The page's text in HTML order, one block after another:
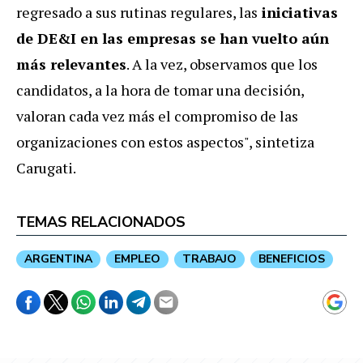
regresado a sus rutinas regulares, las iniciativas
de DE&I en las empresas se han vuelto aún
más relevantes. A la vez, observamos que los
candidatos, a la hora de tomar una decisión,
valoran cada vez más el compromiso de las
organizaciones con estos aspectos", sintetiza
Carugati.
TEMAS RELACIONADOS
ARGENTINA EMPLEO TRABAJO BENEFICIOS